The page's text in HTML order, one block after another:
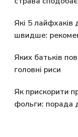
Які 5 лайфхаків
швидше:
Яких батьків
головні риси
Як прискорити
фольги: порада